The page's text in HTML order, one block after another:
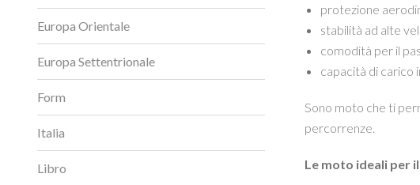
protezione
stabilità ad alte
comodità per il
capacità di carico
Sono moto che ti
percorrenze.
Le moto ideali per
Europa Orientale
Europa Settentrionale
Form
Italia
Libro